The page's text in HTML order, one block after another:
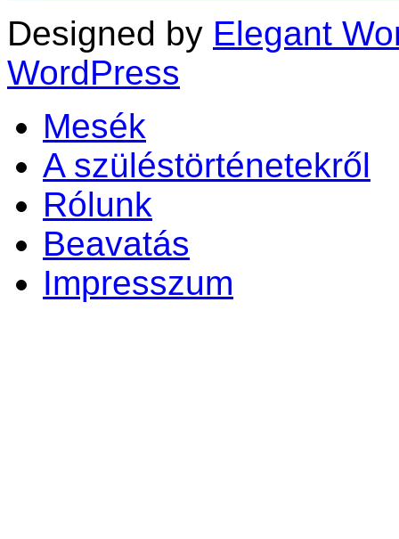
Designed by Elegant
WordPress
Mesék
A szüléstörténetekről
Rólunk
Beavatás
Impresszum